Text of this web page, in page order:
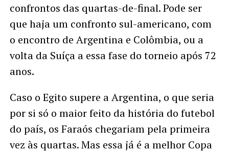
confrontos das quartas-de-final. Pode ser
que haja um confronto sul-americano, com
o encontro de Argentina e Colômbia, ou a
volta da Suíça a essa fase do torneio após 72
anos.
Caso o Egito supere a Argentina, o que seria
por si só o maior feito da história do futebol
do país, os Faraós chegariam pela primeira
vez às quartas. Mas essa já é a melhor Copa